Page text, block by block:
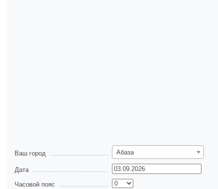
Ваш город Абаза
Дата
Часовой пояс